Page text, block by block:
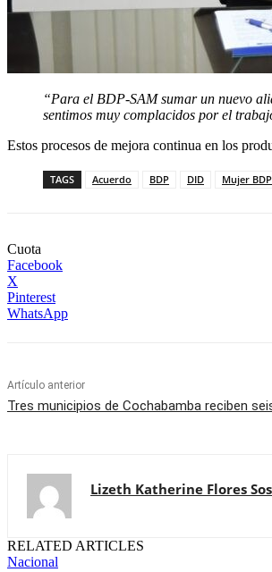
“Para el BDP-SAM sumar un nuevo
sentimos muy complacidos por el
Estos procesos de mejora continua en los
TAGS Acuerdo BDP DID Mujer BDP
Cuota
Facebook
X
Pinterest
WhatsApp
Artículo anterior
Tres municipios de Cochabamba reciben
Lizeth Katherine Flores
RELATED ARTICLES
Nacional